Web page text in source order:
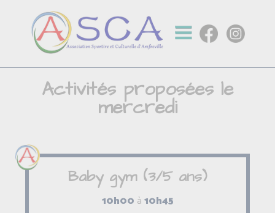
Activités proposées le
mercredi
Baby gym (3/5 ans)
10h00 à10h45